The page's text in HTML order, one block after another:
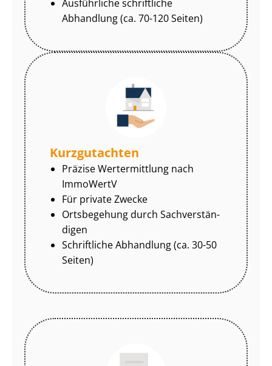
Ausführliche schriftliche
Abhandlung (ca. 70-120 Seiten)
Kurzgutachten
Präzise Wertermittlung nach
ImmoWertV
Für private Zwecke
Ortsbegehung durch Sach­ver­stän­
di­gen
Schriftliche Abhandlung (ca. 30-50
Seiten)